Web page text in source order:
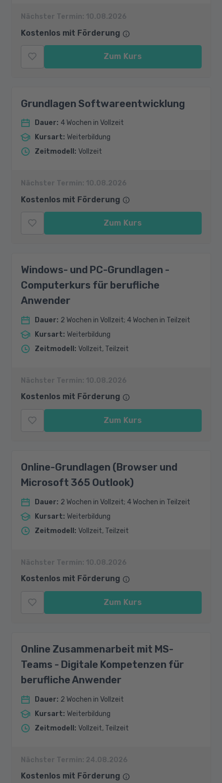
Nächster Termin: 10.08.2026
Kostenlos mit Förderung
Zum Kurs
Grundlagen Softwareentwicklung
Dauer: 4 Wochen in Vollzeit
Kursart: Weiterbildung
Zeitmodell : Vollzeit
Nächster Termin: 10.08.2026
Kostenlos mit Förderung
Zum Kurs
Windows- und PC-Grundlagen -
Computerkurs für berufliche
Anwender
Dauer: 2 Wochen in Vollzeit; 4 Wochen in Teilzeit
Kursart: Weiterbildung
Zeitmodell : Vollzeit, Teilzeit
Nächster Termin: 10.08.2026
Kostenlos mit Förderung
Zum Kurs
Online-Grundlagen (Browser und
Microsoft 365 Outlook)
Dauer: 2 Wochen in Vollzeit; 4 Wochen in Teilzeit
Kursart: Weiterbildung
Zeitmodell : Vollzeit, Teilzeit
Nächster Termin: 10.08.2026
Kostenlos mit Förderung
Zum Kurs
Online Zusammenarbeit mit MS-
Teams - Digitale Kompetenzen für
berufliche Anwender
Dauer: 2 Wochen in Vollzeit
Kursart: Weiterbildung
Zeitmodell : Vollzeit, Teilzeit
Nächster Termin: 24.08.2026
Kostenlos mit Förderung